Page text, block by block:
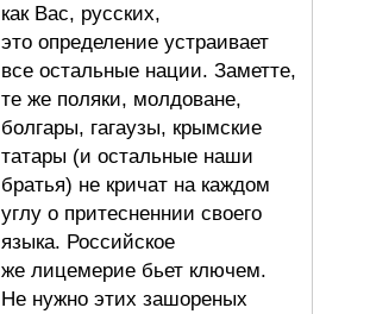
как Вас, русских,
это определение устраивает
все остальные нации. Заметте,
те же поляки, молдоване,
болгары, гагаузы, крымские
татары (и остальные наши
братья) не кричат на каждом
углу о притесненнии своего
языка. Российское
же лицемерие бьет ключем.
Не нужно этих зашореных